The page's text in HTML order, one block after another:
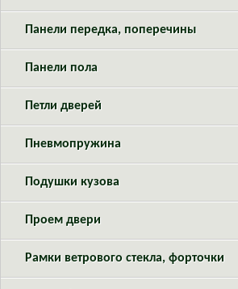
Панели передка, поперечины
Панели пола
Петли дверей
Пневмопружина
Подушки кузова
Проем двери
Рамки ветрового стекла, форточки